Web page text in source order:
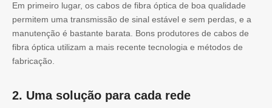
Em primeiro lugar, os cabos de fibra óptica de boa qualidade
permitem uma transmissão de sinal estável e sem perdas, e a
manutenção é bastante barata. Bons produtores de cabos de
fibra óptica utilizam a mais recente tecnologia e métodos de
fabricação.
2. Uma solução para cada rede